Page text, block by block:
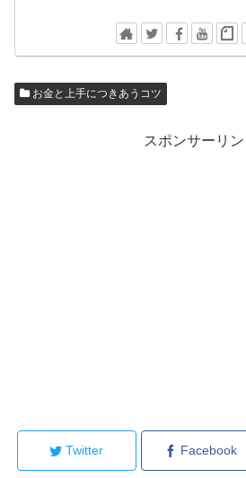
お金と上手につきあうコツ
スポンサーリン
Twitter Facebook